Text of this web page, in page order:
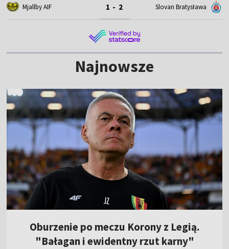
Mjallby AIF 1 - 2 Slovan Bratysława
Najnowsze
Oburzenie po meczu Korony z Legią.
"Bałagan i ewidentny rzut karny"